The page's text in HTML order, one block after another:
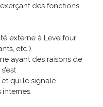
des fonctions
externe à Levelfour
etc.).
ayant des raisons de
qui le signale